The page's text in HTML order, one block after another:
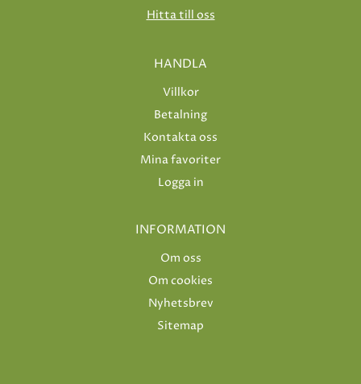
Hitta till oss
HANDLA
Villkor
Betalning
Kontakta oss
Mina favoriter
Logga in
INFORMATION
Om oss
Om cookies
Nyhetsbrev
Sitemap